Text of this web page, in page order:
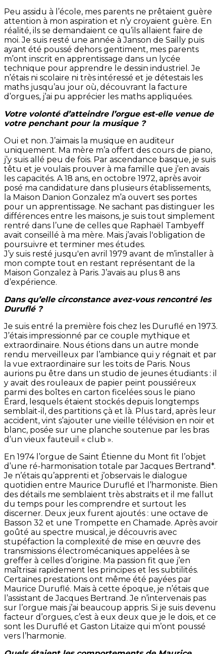
Peu assidu à l’école, mes parents ne prêtaient guère
attention à mon aspiration et n’y croyaient guère. En
réalité, ils se demandaient ce qu’ils allaient faire de
moi. Je suis resté une année à Janson de Sailly puis
ayant été poussé dehors gentiment, mes parents
m’ont inscrit en apprentissage dans un lycée
technique pour apprendre le dessin industriel. Je
n’étais ni scolaire ni très intéressé et je détestais les
maths jusqu’au jour où, découvrant la facture
d’orgues, j’ai pu apprécier les maths appliquées.
Votre volonté d’atteindre l’orgue est-elle venue de
votre penchant pour la musique ?
Oui et non. J’aimais la musique en auditeur
uniquement. Ma mère m’a offert des cours de piano,
j’y suis allé peu de fois. Par ascendance basque, je suis
têtu et je voulais prouver à ma famille que j’en avais
les capacités. A 18 ans, en octobre 1972, après avoir
posé ma candidature dans plusieurs établissements,
la Maison Danion Gonzalez m’a ouvert ses portes
pour un apprentissage. Ne sachant pas distinguer les
différences entre les maisons, je suis tout simplement
rentré dans l’une de celles que Raphaël Tambyeff
avait conseillé à ma mère. Mais j’avais l'obligation de
poursuivre et terminer mes études.
J’y suis resté jusqu'en avril 1979 avant de m’installer à
mon compte tout en restant représentant de la
Maison Gonzalez à Paris. J’avais au plus 8 ans
d’expérience.
Dans qu’elle circonstance avez-vous rencontré les
Duruflé ?
Je suis entré la première fois chez les Duruflé en 1973.
J’étais impressionné par ce couple mythique et
extraordinaire. Nous étions dans un autre monde
rendu merveilleux par l’ambiance qui y régnait et par
la vue extraordinaire sur les toits de Paris. Nous
aurions pu être dans un studio de jeunes étudiants : il
y avait des rouleaux de papier peint poussiéreux
parmi des boîtes en carton ficelées sous le piano
Érard, lesquels étaient stockés depuis longtemps
semblait-il, des partitions çà et là. Plus tard, après leur
accident, vint s’ajouter une vieille télévision en noir et
blanc, posée sur une planche soutenue par les bras
d’un vieux fauteuil « club ».
En 1974 l’orgue de Saint Étienne du Mont fit l’objet
d’une ré-harmonisation totale par Jacques Bertrand*.
Je n’étais qu’apprenti et j’observais le dialogue
quotidien entre Maurice Duruflé et l’harmoniste. Bien
des détails me semblaient très abstraits et il me fallut
du temps pour les comprendre et surtout les
discerner. Deux jeux furent ajoutés : une octave de
Basson 32 et une Trompette en Chamade. Après avoir
goûté au spectre musical, je découvris avec
stupéfaction la complexité de mise en œuvre des
transmissions électromécaniques appelées à se
greffer à celles d’origine. Ma passion fit que j’en
maîtrisai rapidement les principes et les subtilités.
Certaines prestations ont même été payées par
Maurice Duruflé. Mais à cette époque, je n’étais que
l’assistant de Jacques Bertrand. Je n’intervenais pas
sur l’orgue mais j’ai beaucoup appris. Si je suis devenu
facteur d’orgues, c’est à eux deux que je le dois, et ce
sont les Duruflé et Gaston Litaize qui m’ont poussé
vers l’harmonie.